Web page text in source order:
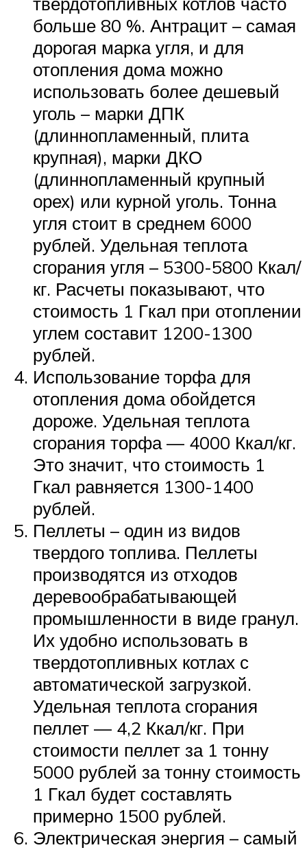
больше 80 %. Антрацит – самая
дорогая марка угля, и для
отопления дома можно
использовать более дешевый
уголь – марки ДПК
(длиннопламенный, плита
крупная), марки ДКО
(длиннопламенный крупный
орех) или курной уголь. Тонна
угля стоит в среднем 6000
рублей. Удельная теплота
сгорания угля – 5300-5800 Ккал/
кг. Расчеты показывают, что
стоимость 1 Гкал при отоплении
углем составит 1200-1300
рублей.
Использование торфа для
отопления дома обойдется
дороже. Удельная теплота
сгорания торфа — 4000 Ккал/кг.
Это значит, что стоимость 1
Гкал равняется 1300-1400
рублей.
Пеллеты – один из видов
твердого топлива. Пеллеты
производятся из отходов
деревообрабатывающей
промышленности в виде гранул.
Их удобно использовать в
твердотопливных котлах с
автоматической загрузкой.
Удельная теплота сгорания
пеллет — 4,2 Ккал/кг. При
стоимости пеллет за 1 тонну
5000 рублей за тонну стоимость
1 Гкал будет составлять
примерно 1500 рублей.
Электрическая энергия – самый